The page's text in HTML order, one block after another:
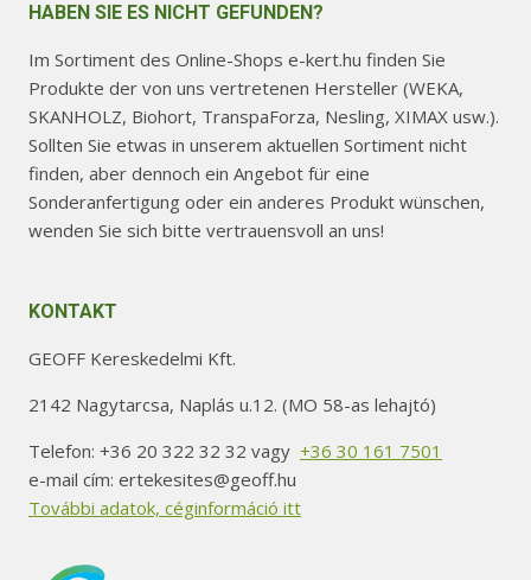
HABEN SIE ES NICHT GEFUNDEN?
Im Sortiment des Online-Shops e-kert.hu finden Sie
Produkte der von uns vertretenen Hersteller (WEKA,
SKANHOLZ, Biohort, TranspaForza, Nesling, XIMAX usw.).
Sollten Sie etwas in unserem aktuellen Sortiment nicht
finden, aber dennoch ein Angebot für eine
Sonderanfertigung oder ein anderes Produkt wünschen,
wenden Sie sich bitte vertrauensvoll an uns!
KONTAKT
GEOFF Kereskedelmi Kft.
2142 Nagytarcsa, Naplás u.12. (MO 58-as lehajtó)
Telefon: +36 20 322 32 32 vagy +36 30 161 7501
e-mail cím: ertekesites@geoff.hu
További adatok, céginformáció itt